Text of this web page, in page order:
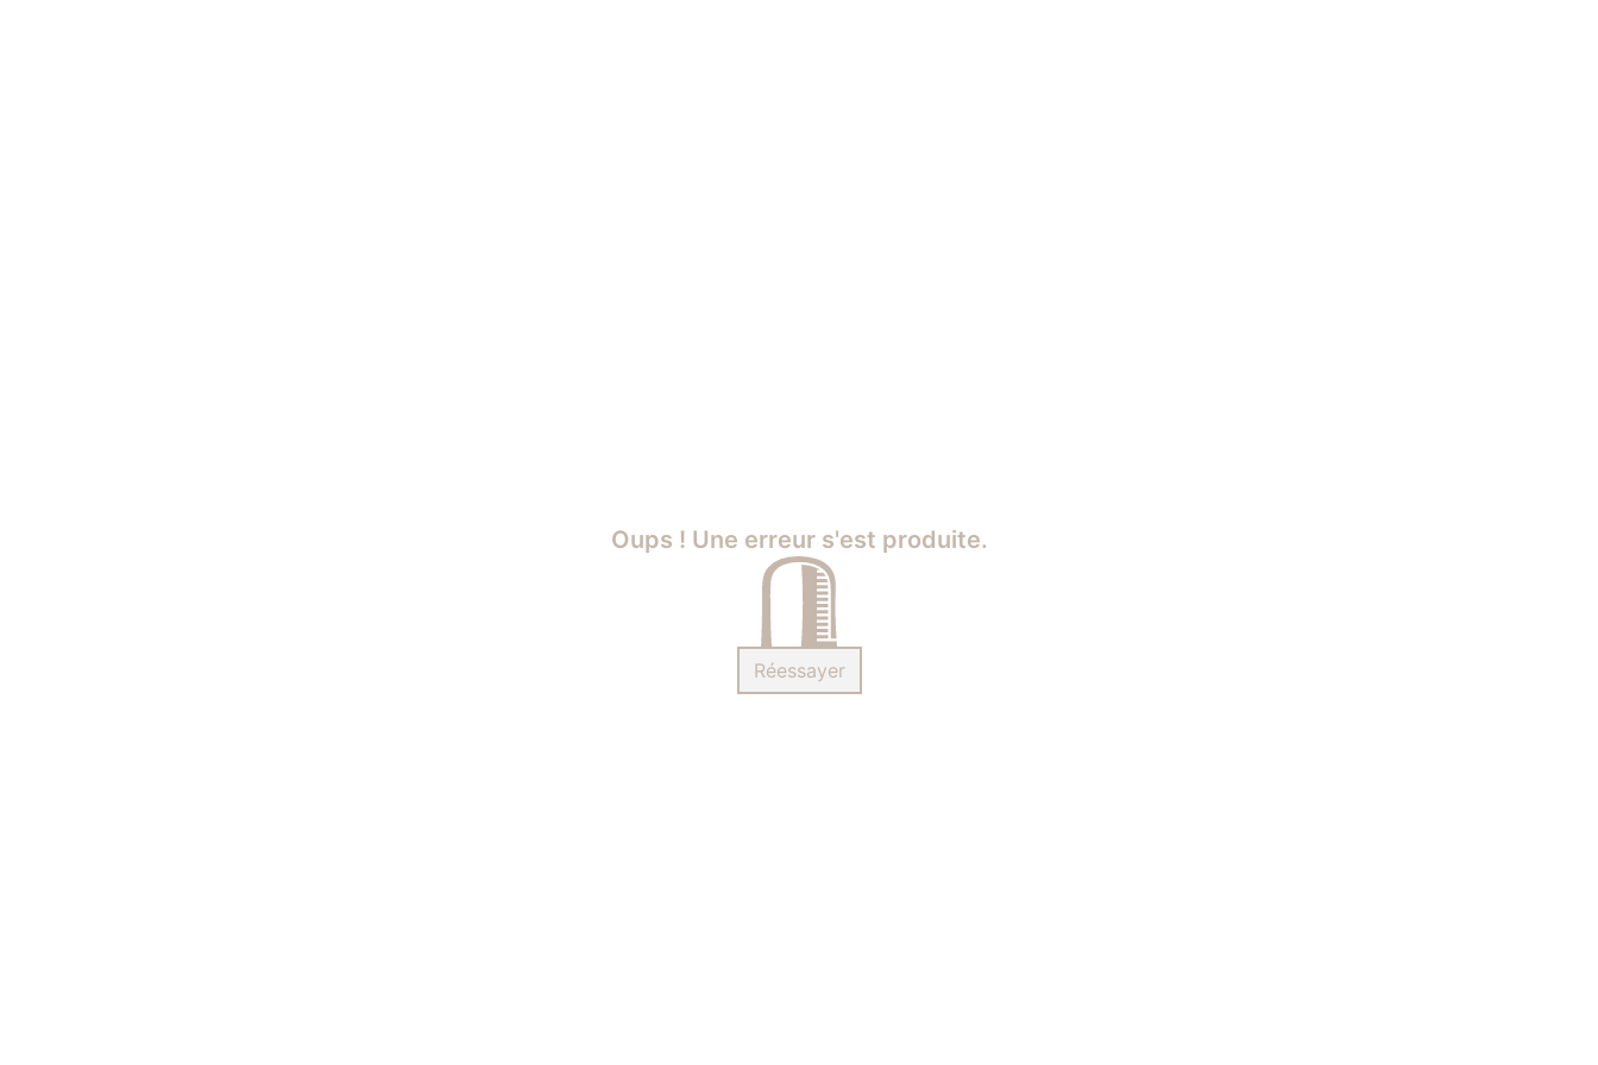
Oups ! Une erreur s'est produite.
Réessayer